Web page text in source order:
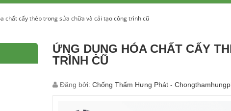
chất cấy thép trong sửa chữa và cải tạo công trình cũ
ỨNG DỤNG HÓA CHẤT CẤY
TRÌNH CŨ
Đăng bởi: Chống Thấm Hưng Phát -